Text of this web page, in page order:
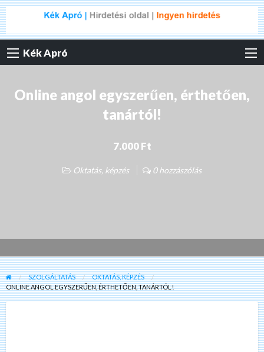
Kék Apró
Online angol egyszerűen, érthetően,
tanártól!
7.000 Ft
Oktatás, képzés 0 hozzászólás
SZOLGÁLTATÁS
OKTATÁS, KÉPZÉS
ONLINE ANGOL EGYSZERŰEN, ÉRTHETŐEN, TANÁRTÓL!